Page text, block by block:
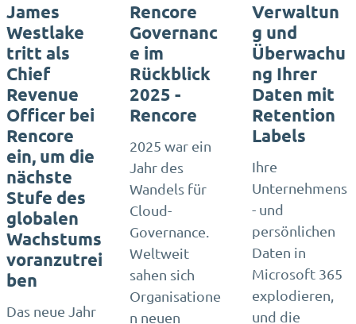
James
Westlake
tritt als
Chief
Revenue
Officer bei
Rencore
ein, um die
nächste
Stufe des
globalen
Wachstums
voranzutrei
ben
Das neue Jahr
Rencore
Governanc
e im
Rückblick
2025 -
Rencore
2025 war ein
Jahr des
Wandels für
Cloud-
Governance.
Weltweit
sahen sich
Organisatione
n neuen
Verwaltun
g und
Überwachu
ng Ihrer
Daten mit
Retention
Labels
Ihre
Unternehmens
- und
persönlichen
Daten in
Microsoft 365
explodieren,
und die